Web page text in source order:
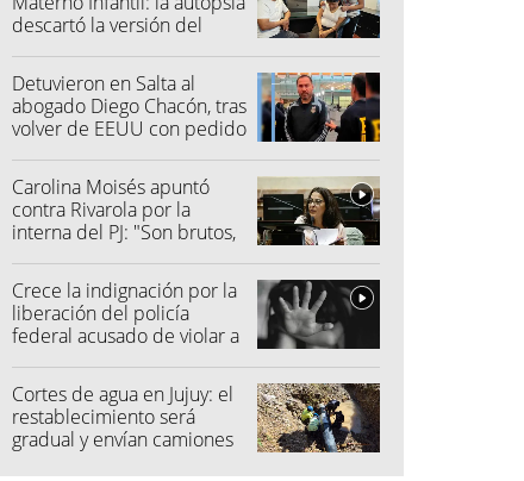
descartó la versión del
Detuvieron en Salta al
abogado Diego Chacón, tras
volver de EEUU con pedido
Carolina Moisés apuntó
contra Rivarola por la
interna del PJ: "Son brutos,
Crece la indignación por la
liberación del policía
federal acusado de violar a
Cortes de agua en Jujuy: el
restablecimiento será
gradual y envían camiones